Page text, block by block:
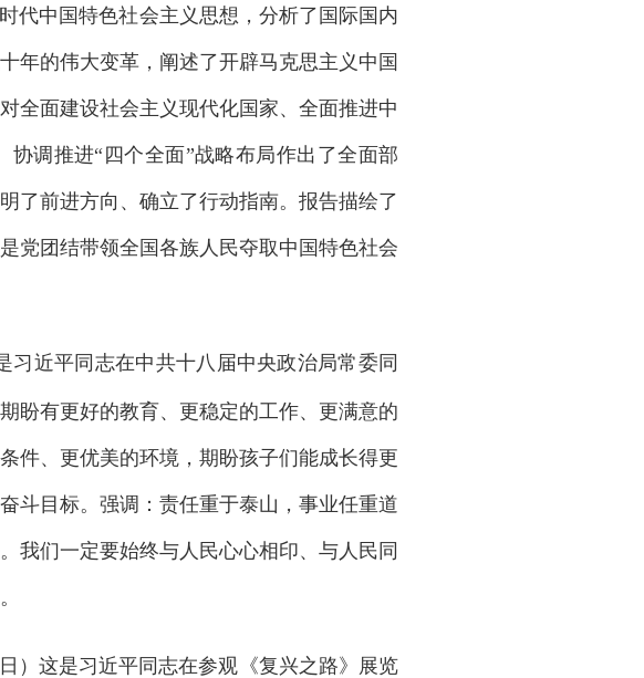
代中国特色社会主义思想，分析了国际国内
年的伟大变革，阐述了开辟马克思主义中国
全面建设社会主义现代化国家、全面推进中
调推进“四个全面”战略布局作出了全面部
了前进方向、确立了行动指南。报告描绘了
党团结带领全国各族人民夺取中国特色社会
习近平同志在中共十八届中央政治局常委同
盼有更好的教育、更稳定的工作、更满意的
件、更优美的环境，期盼孩子们能成长得更
斗目标。强调：责任重于泰山，事业任重道
我们一定要始终与人民心心相印、与人民同
日）这是习近平同志在参观《复兴之路》展览